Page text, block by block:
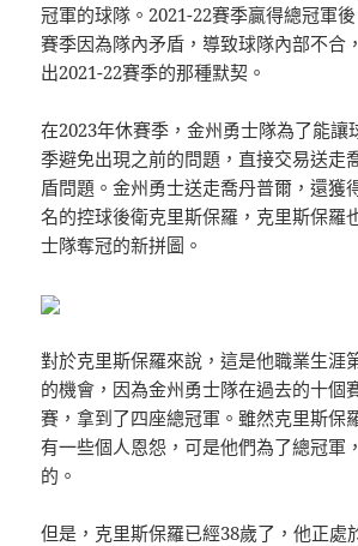
冠軍的球隊。2021-22賽季贏得總冠軍
賽季因為隊內矛盾，導致球隊內部不合
出2021-22賽季的那種默契。
在2023年休賽季，金州勇士隊為了能讓
季避免出現之前的問題，直接交易送走
盾問題。金州勇士送走喬丹普爾，還獲
名的控球後衛克里斯保羅，克里斯保羅
士隊奪冠的新拼圖。
對於克里斯保羅來說，這是他職業生涯
的機會，因為金州勇士隊在過去的十個
賽，拿到了四座總冠軍。雖然克里斯保
有一些個人恩怨，可是他們為了總冠軍
的。
但是，克里斯保羅已經38歲了，他正處